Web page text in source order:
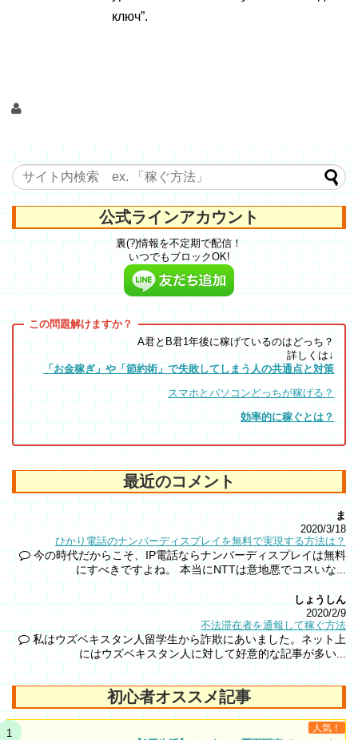
ключ”.
公式ラインアカウント
裏(?)情報を不定期で配信！
いつでもブロックOK!
A君とB君1年後に稼げているのはどっち？
詳しくは↓
「お金稼ぎ」や「節約術」で失敗してしまう人の共通点と対策
スマホとパソコンどっちが稼げる？
効率的に稼ぐとは？
最近のコメント
ま
2020/3/18
ひかり電話のナンバーディスプレイを無料で実現する方法は？
今の時代だからこそ、IP電話ならナンバーディスプレイは無料
にすべきですよね。 本当にNTTは意地悪でコスいな...
しょうしん
2020/2/9
不法滞在者を通報して稼ぐ方法
私はウズベキスタン人留学生から詐欺にあいました。ネット上
にはウズベキスタン人に対して好意的な記事が多い...
初心者オススメ記事
人気！